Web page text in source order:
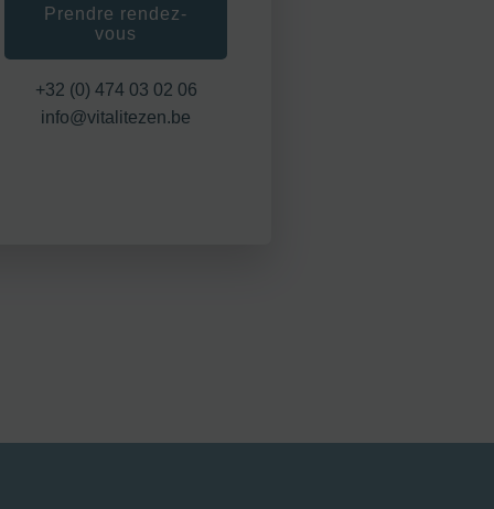
Prendre rendez-
vous
+32 (0) 474 03 02 06
info@vitalitezen.be